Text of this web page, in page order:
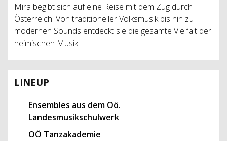
Mira begibt sich auf eine Reise mit dem Zug durch
Österreich. Von traditioneller Volksmusik bis hin zu
modernen Sounds entdeckt sie die gesamte Vielfalt der
heimischen Musik.
LINEUP
Ensembles aus dem Oö.
Landesmusikschulwerk
OÖ Tanzakademie